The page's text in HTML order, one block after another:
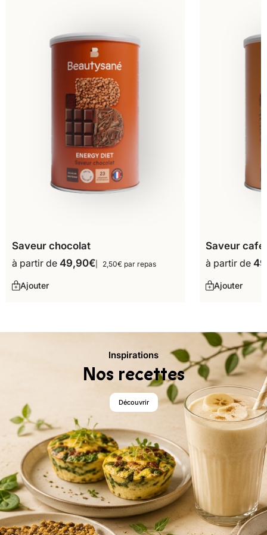
Saveur chocolat
à partir de 49,90€ 2,50€ par repas
Ajouter
Saveur café
à partir de
Ajouter
Inspirations
Nos recettes
Découvrir